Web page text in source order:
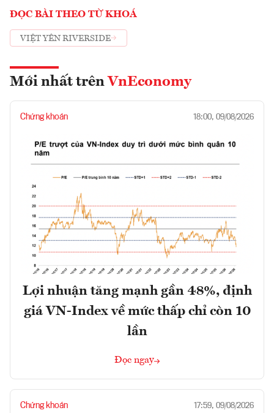
ĐỌC BÀI THEO TỪ KHOÁ
VIỆT YÊN RIVERSIDE
Mới nhất trên VnEconomy
Chứng khoán 18:00, 09/08/2026
Lợi nhuận tăng mạnh gần 48%, định
giá VN-Index về mức thấp chỉ còn 10
lần
Đọc ngay
Chứng khoán 17:59, 09/08/2026